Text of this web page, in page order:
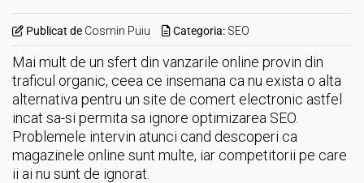
Publicat de Cosmin Puiu Categoria: SEO
Mai mult de un sfert din vanzarile online provin din
traficul organic, ceea ce insemana ca nu exista o alta
alternativa pentru un site de comert electronic astfel
incat sa-si permita sa ignore optimizarea SEO.
Problemele intervin atunci cand descoperi ca
magazinele online sunt multe, iar competitorii pe care
ii ai nu sunt de ignorat.